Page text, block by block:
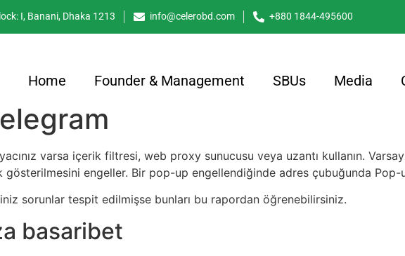
I, Banani, Dhaka 1213 info@celerobd.com +880 1844-495600
Home Founder & Management SBUs Media
varsa içerik filtresi, web proxy sunucusu veya uzantı kullanın.
gösterilmesini engeller. Bir pop-up engellendiğinde adres çubuğunda
sorunlar tespit edilmişse bunları bu rapordan öğrenebilirsiniz.
basaribet